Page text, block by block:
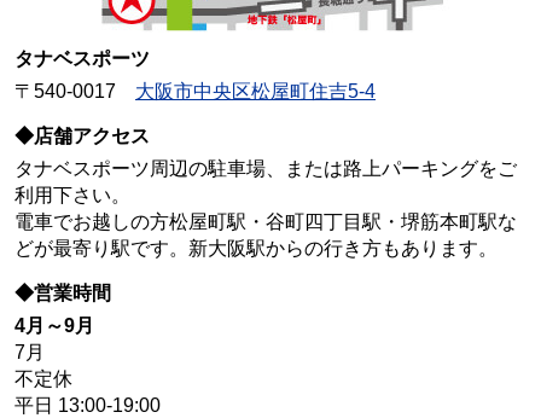
タナベスポーツ
〒540-0017 大阪市中央区松屋町住吉5-4
◆店舗アクセス
タナベスポーツ周辺の駐車場、または路上パーキングをご
利用下さい。
電車でお越しの方松屋町駅・谷町四丁目駅・堺筋本町駅な
どが最寄り駅です。新大阪駅からの行き方もあります。
◆営業時間
4月～9月
7月
不定休
平日 13:00-19:00